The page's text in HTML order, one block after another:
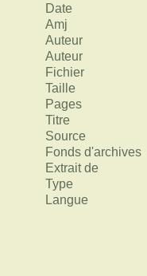
Date
Amj
Auteur
Auteur
Fichier
Taille
Pages
Titre
Source
Fonds d'archives
Extrait de
Type
Langue